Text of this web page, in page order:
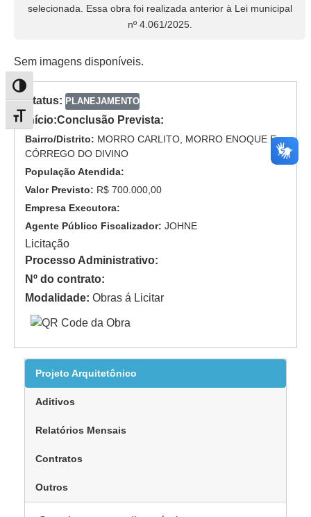
Alternar alto contraste
Alternar tamanho da fonte
selecionada. Essa obra foi realizada anterior à Lei municipal
nº 4.061/2025.
Sem imagens disponíveis.
Status: PLANEJAMENTO
Início:Conclusão Prevista:
Bairro/Distrito: MORRO CARLITO, MORRO ENOQUE E
CÓRREGO DO DIVINO
População Atendida:
Valor Previsto: R$ 700.000,00
Empresa Executora:
Agente Público Fiscalizador: JOHNE
Licitação
Processo Administrativo:
Nº do contrato:
Modalidade: Obras á Licitar
Projeto Arquitetônico
Aditivos
Relatórios Mensais
Contratos
Outros